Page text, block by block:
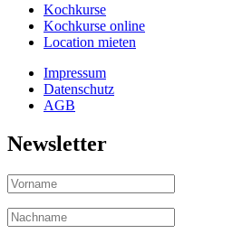
Kochkurse
Kochkurse online
Location mieten
Impressum
Datenschutz
AGB
Newsletter